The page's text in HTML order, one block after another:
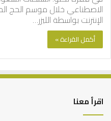
الاصطناعي خلال موسم الحج
الإنترنت بواسطة الليزر…
أكمل القراءة »
اقرأ معنا